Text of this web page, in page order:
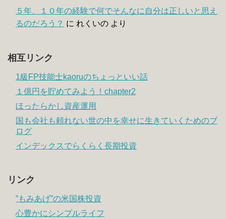
５年、１０年の経験で何でそんなに自分は正しいと思え
るのだろう？ に れくいの より
相互リンク
1級FP技能士kaoruのちょっといい話
１億円を貯めてみよう！chapter2
ほったらかし資産運用
国も会社も頼れない世の中を幸せに生きていくためのブ
ログ
インデックスでらくらく長期投資
リンク
”もみあげ”の米国株投資
心豊かにシンプルライフ